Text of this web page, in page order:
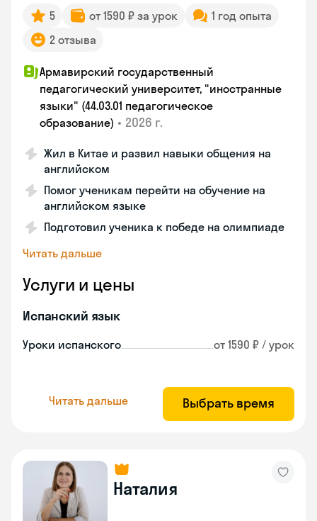
5 от 1590 ₽ за урок
1 год опыта
2 отзыва
Армавирский государственный
педагогический университет, "иностранные
языки" (44.03.01 педагогическое
образование) • 2026 г.
Жил в Китае и развил навыки общения на
английском
Помог ученикам перейти на обучение на
английском языке
Подготовил ученика к победе на олимпиаде
Читать дальше
Услуги и цены
Испанский язык
Уроки испанского от 1590 ₽ / урок
Читать дальше Выбрать время
Наталия